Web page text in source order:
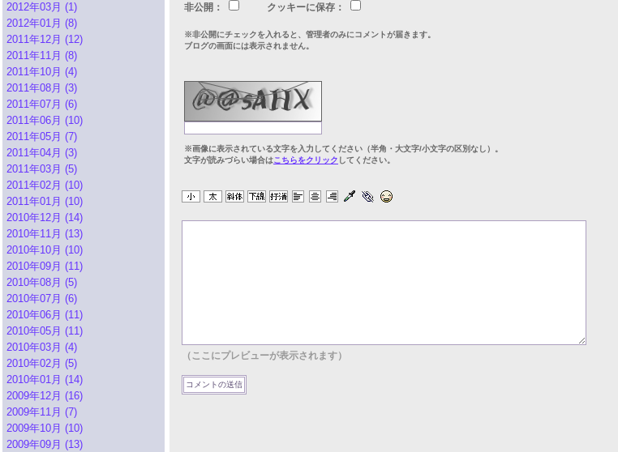
2012年03月 (1)
2012年01月 (8)
2011年12月 (12)
2011年11月 (8)
2011年10月 (4)
2011年08月 (3)
2011年07月 (6)
2011年06月 (10)
2011年05月 (7)
2011年04月 (3)
2011年03月 (5)
2011年02月 (10)
2011年01月 (10)
2010年12月 (14)
2010年11月 (13)
2010年10月 (10)
2010年09月 (11)
2010年08月 (5)
2010年07月 (6)
2010年06月 (11)
2010年05月 (11)
2010年03月 (4)
2010年02月 (5)
2010年01月 (14)
2009年12月 (16)
2009年11月 (7)
2009年10月 (10)
2009年09月 (13)
非公開： クッキーに保存：
※非公開にチェックを入れると、管理者のみにコメントが届きます。
ブログの画面には表示されません。
※画像に表示されている文字を入力してください（半角・大文字/小文字の区別なし）。
文字が読みづらい場合はこちらをクリック してください。
（ここにプレビューが表示されます）